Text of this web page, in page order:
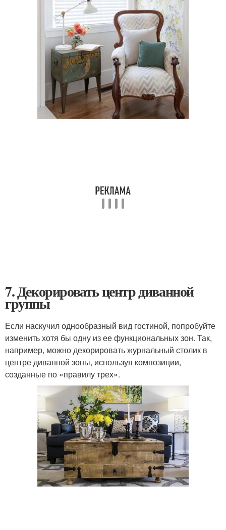
7. Декорировать центр диванной
группы
Если наскучил однообразный вид гостиной, попробуйте
изменить хотя бы одну из ее функциональных зон. Так,
например, можно декорировать журнальный столик в
центре диванной зоны, используя композиции,
созданные по «правилу трех».